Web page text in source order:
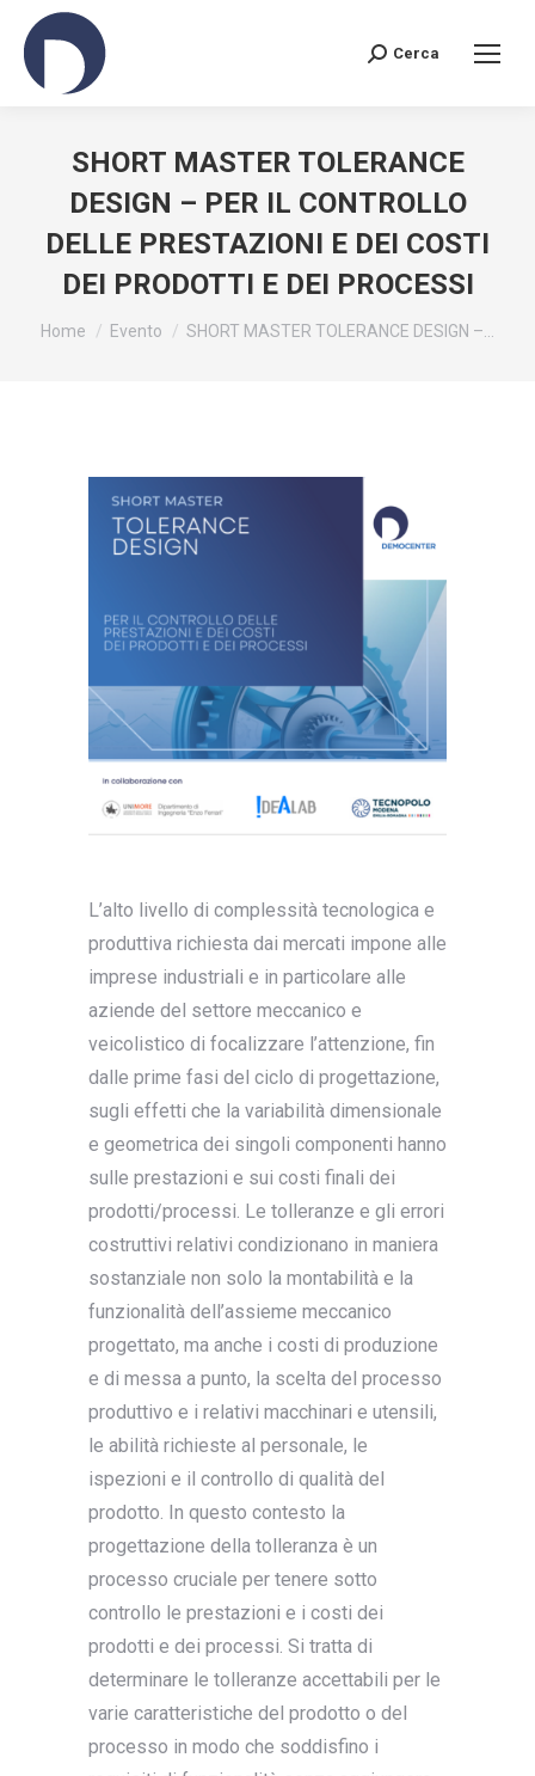
Search:
Cerca
SHORT MASTER TOLERANCE
DESIGN – PER IL CONTROLLO
DELLE PRESTAZIONI E DEI COSTI
DEI PRODOTTI E DEI PROCESSI
You are here:
Home Evento SHORT MASTER TOLERANCE DESIGN –…
L’alto livello di complessità tecnologica e
produttiva richiesta dai mercati impone alle
imprese industriali e in particolare alle
aziende del settore meccanico e
veicolistico di focalizzare l’attenzione, fin
dalle prime fasi del ciclo di progettazione,
sugli effetti che la variabilità dimensionale
e geometrica dei singoli componenti hanno
sulle prestazioni e sui costi finali dei
prodotti/processi. Le tolleranze e gli errori
costruttivi relativi condizionano in maniera
sostanziale non solo la montabilità e la
funzionalità dell’assieme meccanico
progettato, ma anche i costi di produzione
e di messa a punto, la scelta del processo
produttivo e i relativi macchinari e utensili,
le abilità richieste al personale, le
ispezioni e il controllo di qualità del
prodotto. In questo contesto la
progettazione della tolleranza è un
processo cruciale per tenere sotto
controllo le prestazioni e i costi dei
prodotti e dei processi. Si tratta di
determinare le tolleranze accettabili per le
varie caratteristiche del prodotto o del
processo in modo che soddisfino i